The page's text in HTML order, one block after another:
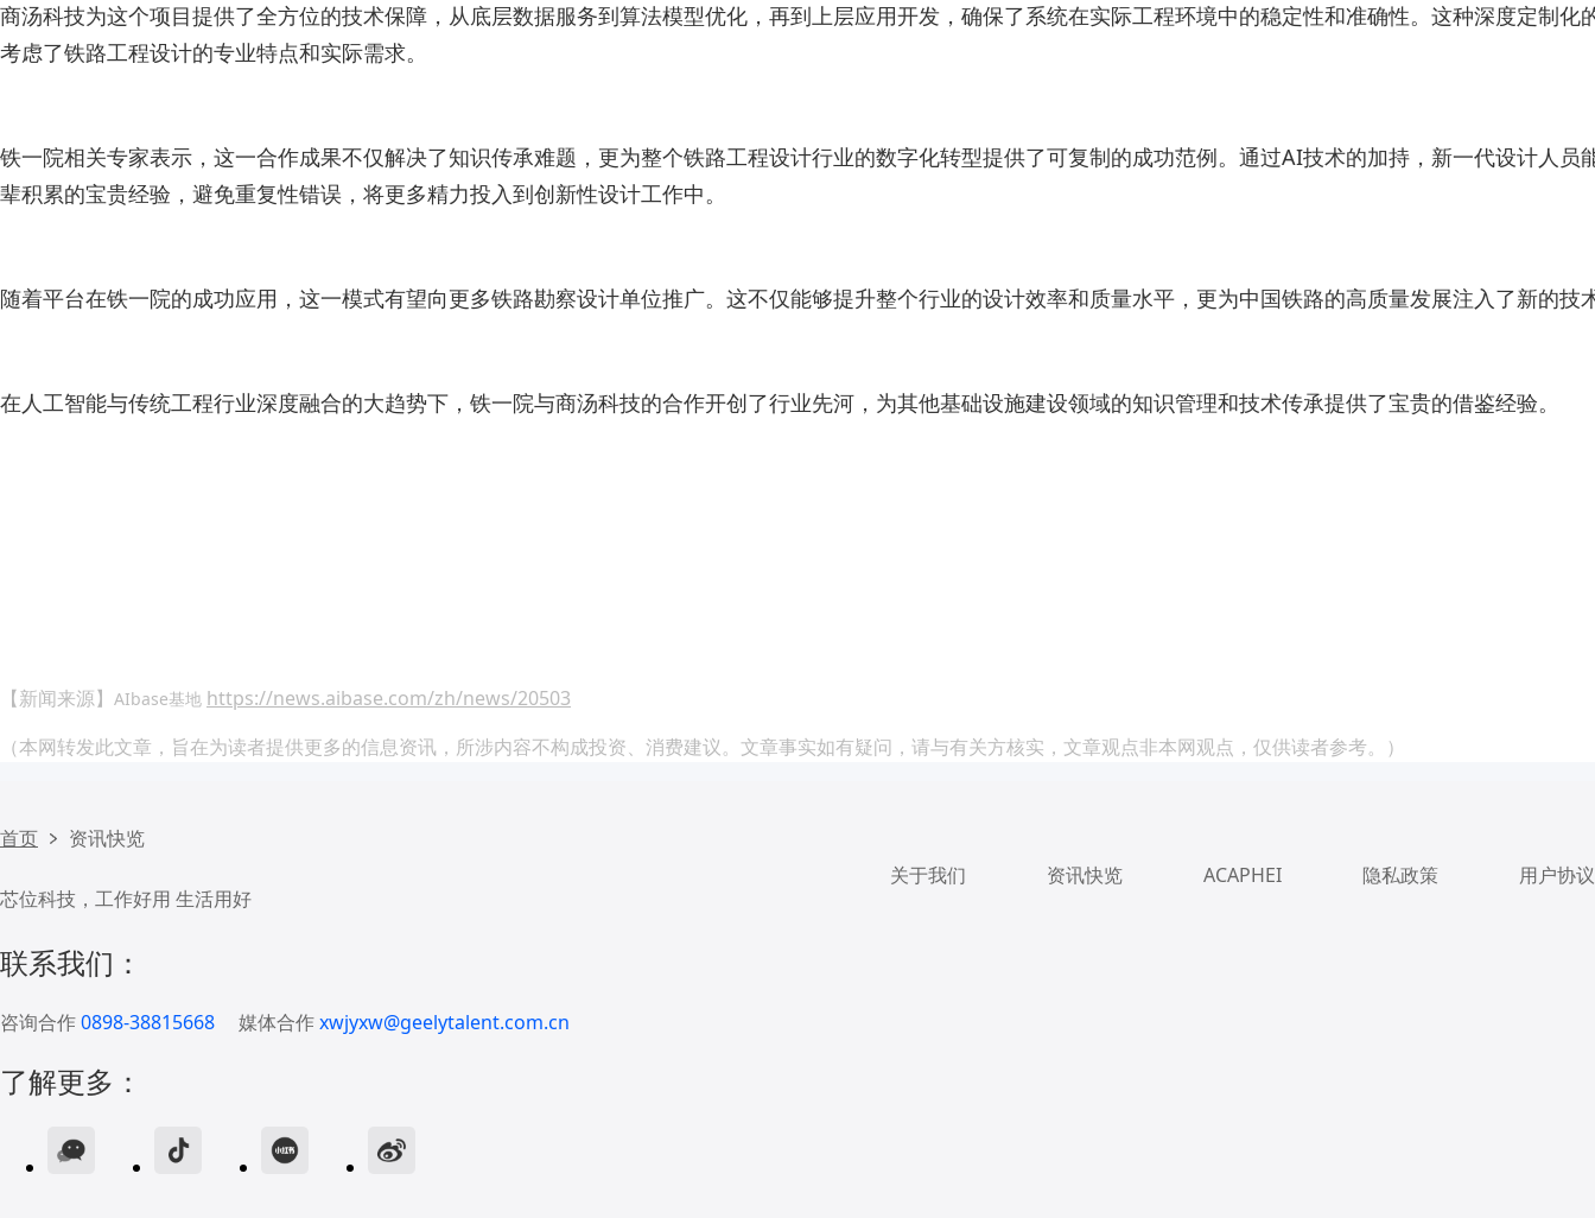
商汤科技为这个项目提供了全方位的技术保障，从底层数据服务到算法模型优化，再到上层应用开发，确保了系统在实际工程环境中的稳定性和准确性。这种深度定制化
考虑了铁路工程设计的专业特点和实际需求。
铁一院相关专家表示，这一合作成果不仅解决了知识传承难题，更为整个铁路工程设计行业的数字化转型提供了可复制的成功范例。通过AI技术的加持，新一代设计人员
辈积累的宝贵经验，避免重复性错误，将更多精力投入到创新性设计工作中。
随着平台在铁一院的成功应用，这一模式有望向更多铁路勘察设计单位推广。这不仅能够提升整个行业的设计效率和质量水平，更为中国铁路的高质量发展注入了新的技
在人工智能与传统工程行业深度融合的大趋势下，铁一院与商汤科技的合作开创了行业先河，为其他基础设施建设领域的知识管理和技术传承提供了宝贵的借鉴经验。
【新闻来源】 AIbase基地 https://news.aibase.com/zh/news/20503
（本网转发此文章，旨在为读者提供更多的信息资讯，所涉内容不构成投资、消费建议。文章事实如有疑问，请与有关方核实，文章观点非本网观点，仅供读者参考。）
首页 资讯快览
芯位科技，工作好用 生活用好
联系我们：
咨询合作0898-38815668 媒体合作xwjyxw@geelytalent.com.cn
了解更多：
关于我们 资讯快览 ACAPHEI 隐私政策 用户协议